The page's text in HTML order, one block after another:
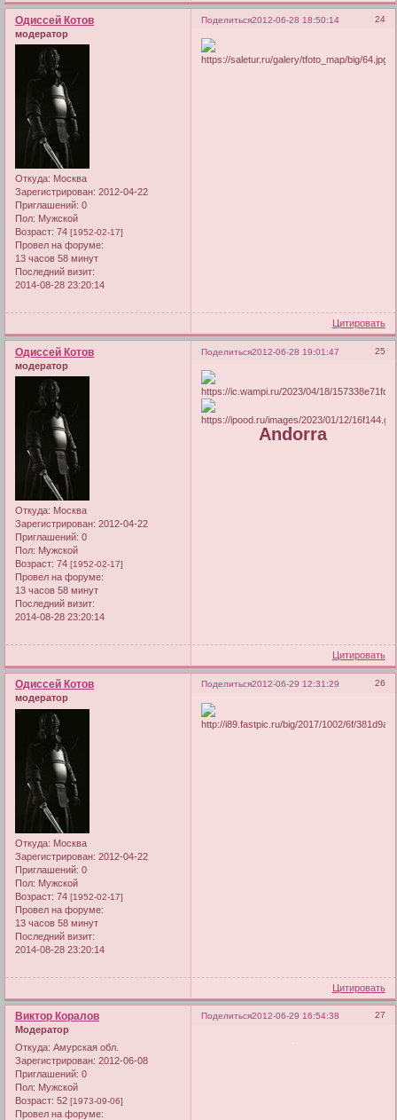
Поделиться 24
2012-06-28 18:50:14
Одиссей Котов
модератор
Откуда: Москва
Зарегистрирован: 2012-04-22
Приглашений: 0
Пол: Мужской
Возраст: 74 [1952-02-17]
Провел на форуме:
13 часов 58 минут
Последний визит:
2014-08-28 23:20:14
Цитировать
Поделиться 25
2012-06-28 19:01:47
Одиссей Котов
модератор
Откуда: Москва
Зарегистрирован: 2012-04-22
Приглашений: 0
Пол: Мужской
Возраст: 74 [1952-02-17]
Провел на форуме:
13 часов 58 минут
Последний визит:
2014-08-28 23:20:14
Andorra
Цитировать
Поделиться 26
2012-06-29 12:31:29
Одиссей Котов
модератор
Откуда: Москва
Зарегистрирован: 2012-04-22
Приглашений: 0
Пол: Мужской
Возраст: 74 [1952-02-17]
Провел на форуме:
13 часов 58 минут
Последний визит:
2014-08-28 23:20:14
Цитировать
Поделиться 27
2012-06-29 16:54:38
Виктор Коралов
Модератор
Откуда: Амурская обл.
Зарегистрирован: 2012-06-08
Приглашений: 0
Пол: Мужской
Возраст: 52 [1973-09-06]
Провел на форуме: